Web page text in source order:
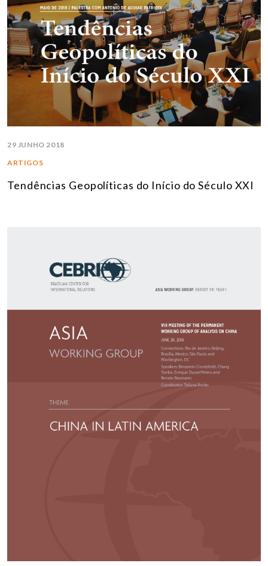
29 JUNHO 2018
ARTIGOS
Tendências Geopolíticas do Início do Século XXI